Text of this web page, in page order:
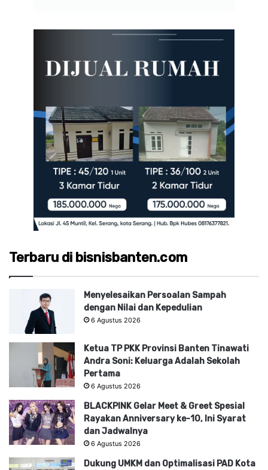
Terbaru di bisnisbanten.com
Menyelesaikan Persoalan Sampah
dengan Nilai dan Kepedulian
6 Agustus 2026
Ketua TP PKK Provinsi Banten Tinawati
Andra Soni: Keluarga Adalah Sekolah
Pertama
6 Agustus 2026
BLACKPINK Gelar Meet & Greet Spesial
Rayakan Anniversary ke-10, Ini Syarat
dan Jadwalnya
6 Agustus 2026
Dukung UMKM dan Optimalisasi PAD Kota